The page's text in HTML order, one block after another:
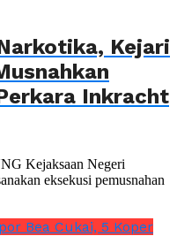
Kejari
Inkracht
Kejaksaan Negeri
eksekusi pemusnahan
Bea Cukai, 5 Koper